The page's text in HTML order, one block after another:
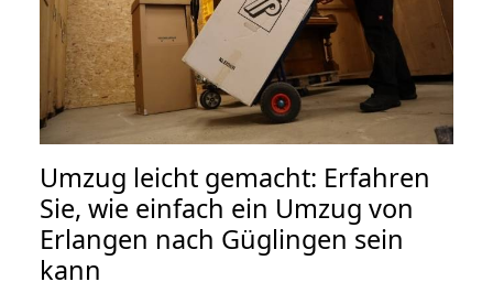
Umzug leicht gemacht: Erfahren
Sie, wie einfach ein Umzug von
Erlangen nach Güglingen sein
kann